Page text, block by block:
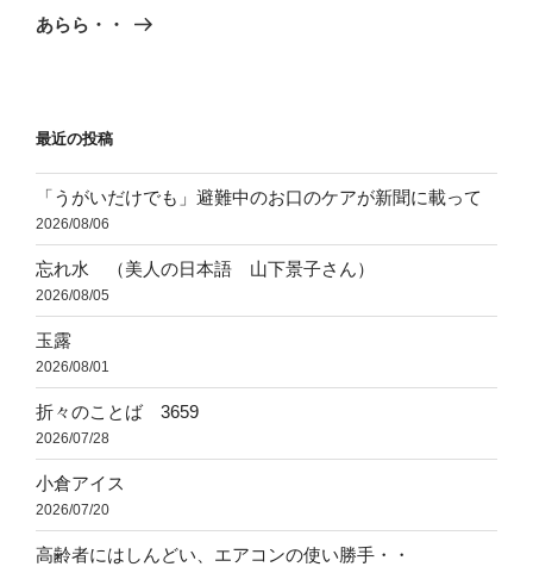
ゲ
ン
の
あらら・・
最近の投稿
「うがいだけでも」避難中のお口のケアが新聞に載って
2026/08/06
忘れ水 （美人の日本語 山下景子さん）
2026/08/05
玉露
2026/08/01
折々のことば 3659
2026/07/28
小倉アイス
2026/07/20
高齢者にはしんどい、エアコンの使い勝手・・